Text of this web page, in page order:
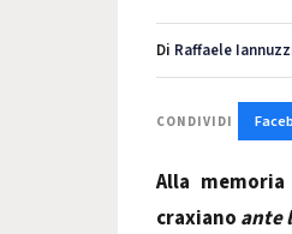
Di Raffaele
CONDIVIDI
Alla
craxiano ante